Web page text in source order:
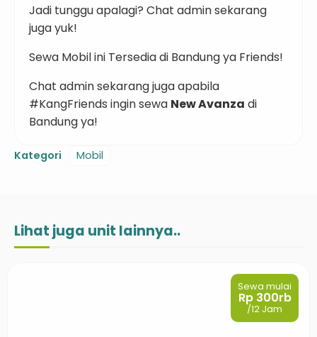
Jadi tunggu apalagi? Chat admin sekarang
juga yuk!
Sewa Mobil ini Tersedia di Bandung ya Friends!
Chat admin sekarang juga apabila
#KangFriends ingin sewa New Avanza di
Bandung ya!
Kategori Mobil
Lihat juga unit lainnya..
Sewa mulai
Rp 300rb
/12 Jam